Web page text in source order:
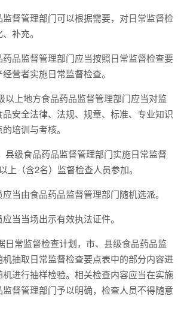
管理部门可以根据需要，对日常监督检
补充。
监督管理部门应当按照日常监督检查要
营者实施日常监督检查。
上地方食品药品监督管理部门应当对监
安全法律、法规、规章、标准、专业知识
培训与考核。
级食品药品监督管理部门实施日常监督
上（含2名）监督检查人员参加。
由食品药品监督管理部门随机选派。
当场出示有效执法证件。
常监督检查计划，市、县级食品药品监
抽取日常监督检查要点表中的部分内容进
进行抽样检验。相关检查内容应当在实施
督管理部门予以明确，检查人员不得随意